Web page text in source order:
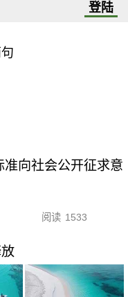
登陆
准向社会公开征求意
阅读 1533